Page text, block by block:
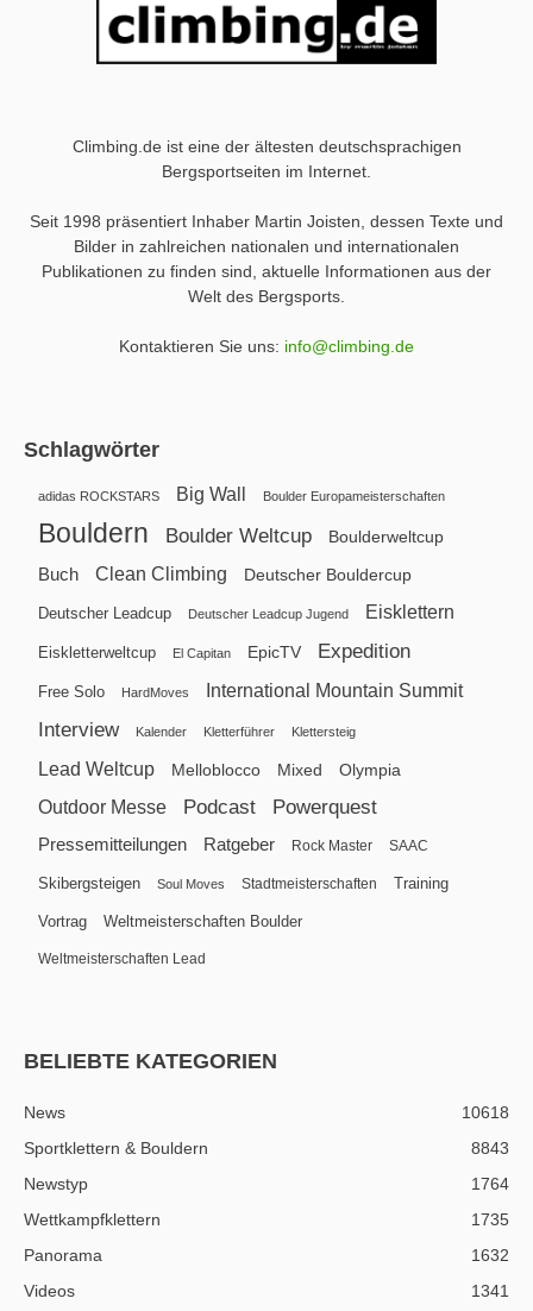
Climbing.de ist eine der ältesten deutschsprachigen
Bergsportseiten im Internet.
Seit 1998 präsentiert Inhaber Martin Joisten, dessen Texte und
Bilder in zahlreichen nationalen und internationalen
Publikationen zu finden sind, aktuelle Informationen aus der
Welt des Bergsports.
Kontaktieren Sie uns: info@climbing.de
Schlagwörter
adidas ROCKSTARS Big Wall Boulder Europameisterschaften
Bouldern Boulder Weltcup Boulderweltcup
Buch Clean Climbing Deutscher Bouldercup
Deutscher Leadcup Deutscher Leadcup Jugend Eisklettern
Eiskletterweltcup El Capitan EpicTV Expedition
Free Solo HardMoves International Mountain Summit
Interview Kalender Kletterführer Klettersteig
Lead Weltcup Melloblocco Mixed Olympia
Outdoor Messe Podcast Powerquest
Pressemitteilungen Ratgeber Rock Master SAAC
Skibergsteigen Soul Moves Stadtmeisterschaften Training
Vortrag Weltmeisterschaften Boulder
Weltmeisterschaften Lead
BELIEBTE KATEGORIEN
News
10618
Sportklettern & Bouldern
8843
Newstyp
1764
Wettkampfklettern
1735
Panorama
1632
Videos
1341